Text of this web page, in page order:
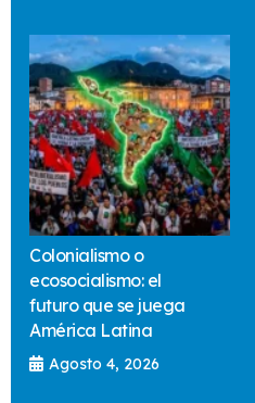
Colonialismo o
ecosocialismo: el
futuro que se juega
América Latina
Agosto 4, 2026